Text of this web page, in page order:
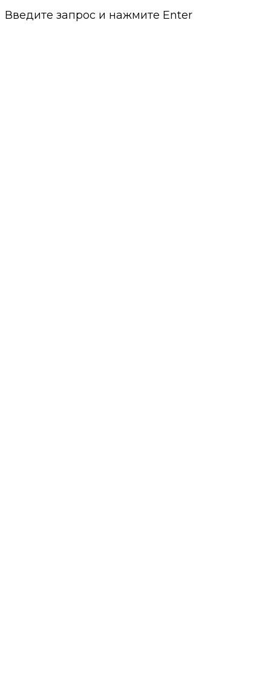
Введите запрос и нажмите Enter